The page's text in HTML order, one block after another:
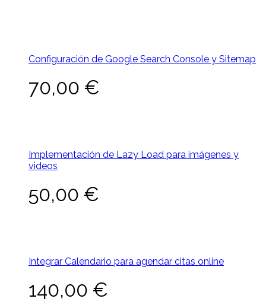
Configuración de Google Search Console y Sitemap
70,00 €
Implementación de Lazy Load para imágenes y
videos
50,00 €
Integrar Calendario para agendar citas online
140,00 €